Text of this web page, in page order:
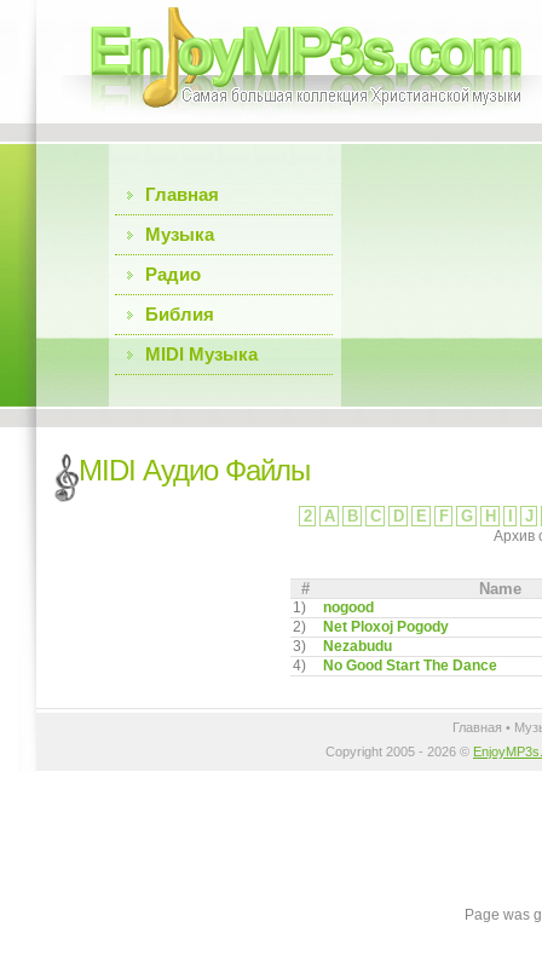
Главная
Музыка
Радио
Библия
MIDI Музыка
MIDI Аудио Файлы
2 A B C D E F G H J
Архив
# Name
1)
nogood
2)
Net Ploxoj Pogody
3)
Nezabudu
4)
No Good Start The Dance
Главная •
Copyright 2005 - 2026 ©
Page was